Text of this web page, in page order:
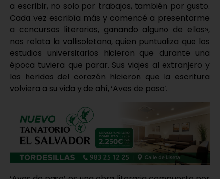
a escribir, no solo por trabajos, también por gusto.
Cada vez escribía más y comencé a presentarme
a concursos literarios, ganando alguno de ellos»,
nos relata la vallisoletana, quien puntualiza que los
estudios universitarios hicieron que durante una
época tuviera que parar. Sus viajes al extranjero y
las heridas del corazón hicieron que la escritura
volviera a su vida y de ahí, ‘Aves de paso’.